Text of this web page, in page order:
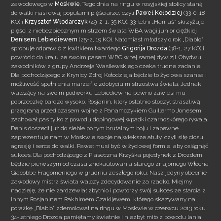
zawodowego wMoskwie . Tego dnia na ringu w rosyjskiej stolicy staną
do walki nasi dwaj popularni pięściarze, czyli Paweł Kołodziej (33-0, 18
KO) iKrzysztof Włodarczyk (49-2-1, 35 KO). 33-letni „Harnaś” skrzyżuje
pięści z niebezpiecznym mistrzem świata WBA wagi junior ciężkiej
Denisem Lebiediewem (25-2, 19 KO). Natomiast młodszy o rok „Diablo”
spróbuje odprawić z kwitkiem twardego Grigorija Drozda (38-1, 27 KO) i
powrócić do kraju ze swoim pasem WBC w tej samej dywizji. Obydwu
zawodników z grupy Andrzeja Wasilewskiego czeka trudne zadanie.
Dla pochodzącego z Krynicy Zdrój Kołodzieja będzie to życiowa szansa i
możliwość spełnienia marzeń o zdobyciu mistrzostwa świata. Jednak
walczący na swoim podwórku Lebiediew na pewno zawiesi mu
poprzeczkę bardzo wysoko. Rosjanin, który ostatnio stoczył straszliwą i
przegraną przed czasem wojnę z Panamczykiem Guillermo Jonesem,
zachował pas tylko z powodu dopingowej wpadki czarnoskórego rywala.
Denis doszedł już do siebie po tym brutalnym boju i zapewne
zaprezentuje nam w Moskwie swoje największe atuty, czyli siłę ciosu,
agresję i serce do walki. Paweł musi być w życiowej formie, aby osiągnąć
sukces. Dla pochodzącego z Piaseczna Krzyśka pojedynek z Drozdem
będzie pierwszym od czasu znokautowania starego znajomego Włocha
Giacobbe Fragomeniego w grudniu zeszłego roku. Nasz jedyny obecnie
zawodowy mistrz świata walczy zdecydowanie za rzadko. Miejmy
nadzieję, że nie zardzewiał zbytnio i powtórzy swój sukces ze starcia z
innym Rosjaninem Rakhimem Czakijewem, którego skazywany na
porażkę „Diablo” zdemolował na ringu w Moskwie w czerwcu 2013 roku.
34-letniego Drozda pamiętamy świetnie i niezbyt miło z powodu lania,